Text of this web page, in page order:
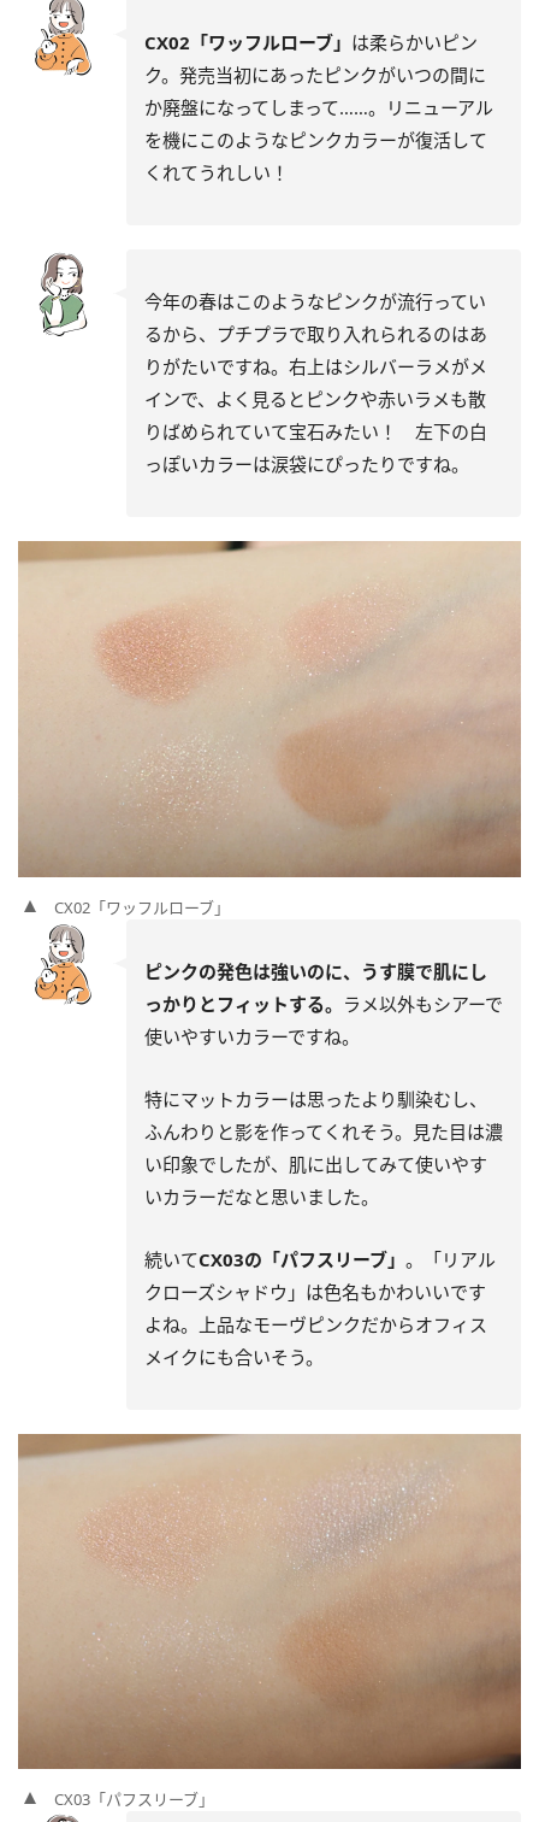
CX02「ワッフルローブ」 は柔らかいピン
ク。発売当初にあったピンクがいつの間に
か廃盤になってしまって……。リニューアル
を機にこのようなピンクカラーが復活して
くれてうれしい！
今年の春はこのようなピンクが流行ってい
るから、プチプラで取り入れられるのはあ
りがたいですね。右上はシルバーラメがメ
インで、よく見るとピンクや赤いラメも散
りばめられていて宝石みたい！ 左下の白
っぽいカラーは涙袋にぴったりですね。
CX02「ワッフルローブ」
ピンクの発色は強いのに、うす膜で肌にし
っかりとフィットする。 ラメ以外もシアーで
使いやすいカラーですね。
特にマットカラーは思ったより馴染むし、
ふんわりと影を作ってくれそう。見た目は濃
い印象でしたが、肌に出してみて使いやす
いカラーだなと思いました。
続いてCX03の「パフスリーブ」 。「リアル
クローズシャドウ」は色名もかわいいです
よね。上品なモーヴピンクだからオフィス
メイクにも合いそう。
CX03「パフスリーブ」